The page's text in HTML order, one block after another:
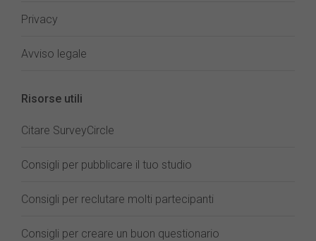
Privacy
Avviso legale
Risorse utili
Citare SurveyCircle
Consigli per pubblicare il tuo studio
Consigli per reclutare molti partecipanti
Consigli per creare un buon questionario